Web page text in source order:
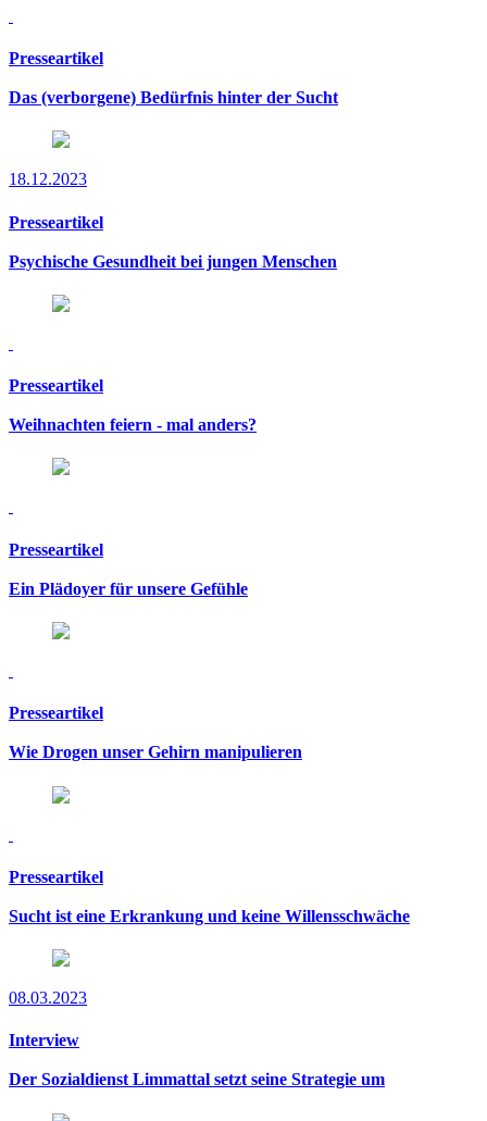
Presseartikel
Das (verborgene) Bedürfnis hinter der Sucht
18.12.2023
Presseartikel
Psychische Gesundheit bei jungen Menschen
Presseartikel
Weihnachten feiern - mal anders?
Presseartikel
Ein Plädoyer für unsere Gefühle
Presseartikel
Wie Drogen unser Gehirn manipulieren
Presseartikel
Sucht ist eine Erkrankung und keine Willensschwäche
08.03.2023
Interview
Der Sozialdienst Limmattal setzt seine Strategie um